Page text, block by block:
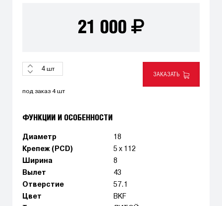
21 000
шт
ЗАКАЗАТЬ
под заказ 4 шт
ФУНКЦИИ И ОСОБЕННОСТИ
Диаметр
18
Крепеж (PCD)
5 x 112
Ширина
8
Вылет
43
Отверстие
57.1
Цвет
BKF